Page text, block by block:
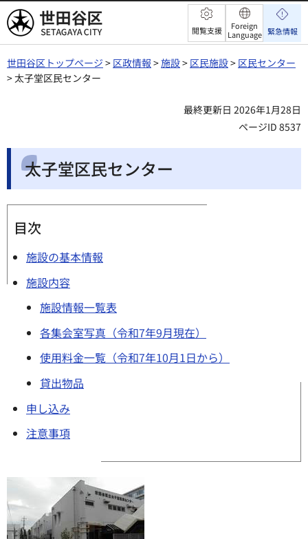
世田谷区 閲覧支援
Foreign
Language 緊急情報
世田谷区トップページ > 区政情報 >施設> 区民施設> 区民センター
> 太子堂区民センター
最終更新日 2026年1月28日
ページID 8537
太子堂区民センター
目次
施設の基本情報
施設内容
施設情報一覧表
各集会室写真（令和7年9月現在）
使用料金一覧（令和7年10月1日から）
貸出物品
申し込み
注意事項